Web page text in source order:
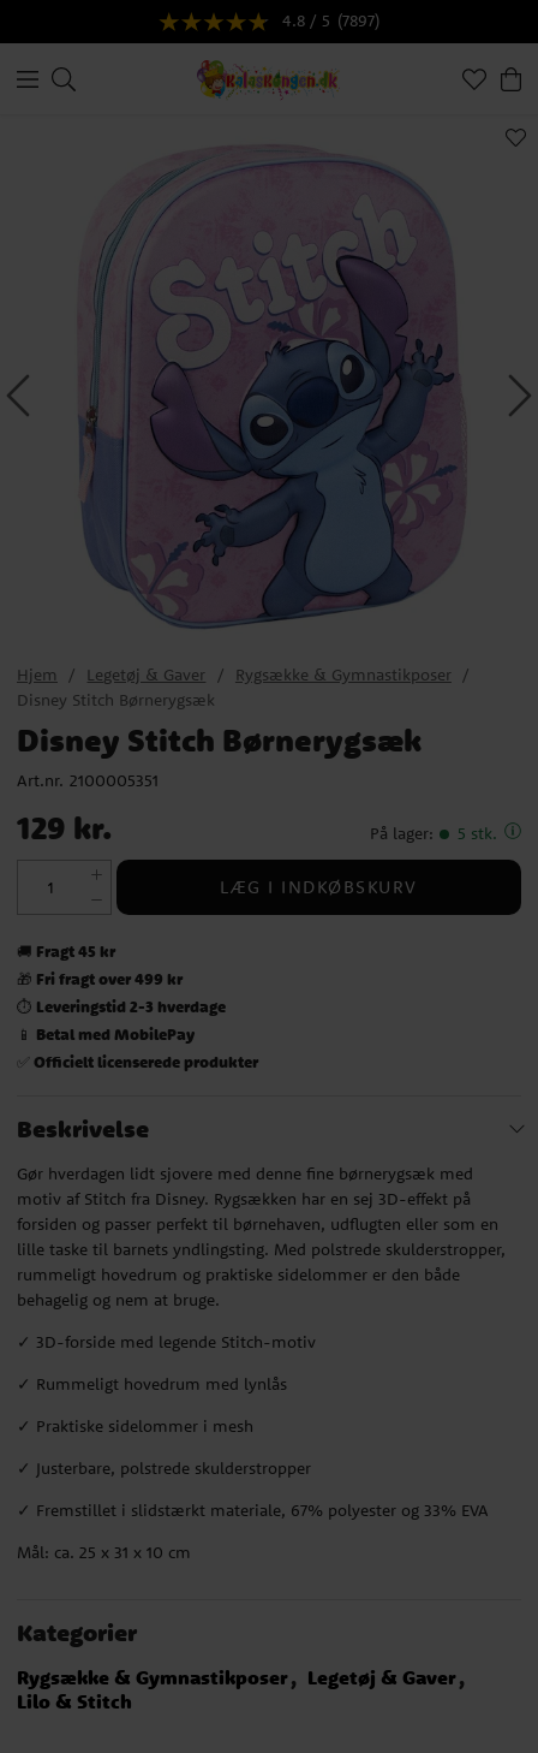
4.8 / 5 (7897)
Hjem Legetøj & Gaver
Rygsække & Gymnastikposer
Disney Stitch Børnerygsæk
Disney Stitch Børnerygsæk
Art.nr. 2100005351
Pris:129 kr.
129 kr. På lager: 5 stk.
LÆG I INDKØBSKURV
🚚 Fragt 45 kr
🎁 Fri fragt over 499 kr
⏱️ Leveringstid 2-3 hverdage
📱 Betal med MobilePay
✅ Officielt licenserede produkter
Beskrivelse
Gør hverdagen lidt sjovere med denne fine børnerygsæk med
motiv af Stitch fra Disney. Rygsækken har en sej 3D-effekt på
forsiden og passer perfekt til børnehaven, udflugten eller som en
lille taske til barnets yndlingsting. Med polstrede skulderstropper,
rummeligt hovedrum og praktiske sidelommer er den både
behagelig og nem at bruge.
✓ 3D-forside med legende Stitch-motiv
✓ Rummeligt hovedrum med lynlås
✓ Praktiske sidelommer i mesh
✓ Justerbare, polstrede skulderstropper
✓ Fremstillet i slidstærkt materiale, 67% polyester og 33% EVA
Mål: ca. 25 x 31 x 10 cm
Kategorier
Rygsække & Gymnastikposer
Legetøj & Gaver
Lilo & Stitch